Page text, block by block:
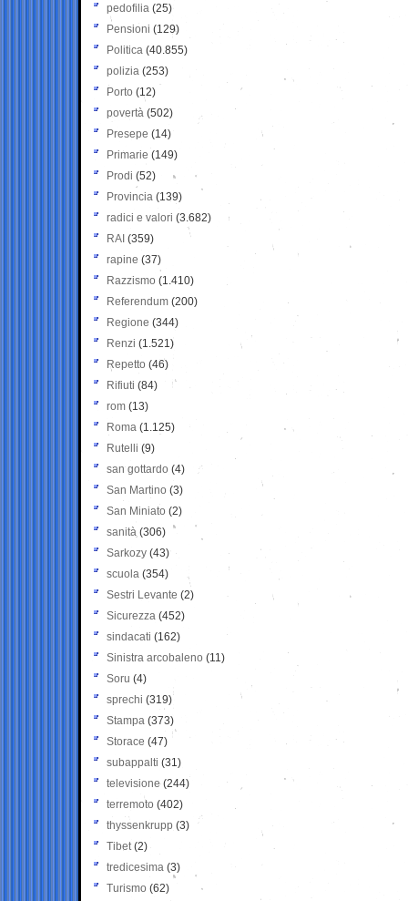
pedofilia (25)
Pensioni (129)
Politica (40.855)
polizia (253)
Porto (12)
povertà (502)
Presepe (14)
Primarie (149)
Prodi (52)
Provincia (139)
radici e valori (3.682)
RAI (359)
rapine (37)
Razzismo (1.410)
Referendum (200)
Regione (344)
Renzi (1.521)
Repetto (46)
Rifiuti (84)
rom (13)
Roma (1.125)
Rutelli (9)
san gottardo (4)
San Martino (3)
San Miniato (2)
sanità (306)
Sarkozy (43)
scuola (354)
Sestri Levante (2)
Sicurezza (452)
sindacati (162)
Sinistra arcobaleno (11)
Soru (4)
sprechi (319)
Stampa (373)
Storace (47)
subappalti (31)
televisione(244)
terremoto (402)
thyssenkrupp (3)
Tibet(2)
tredicesima (3)
Turismo (62)